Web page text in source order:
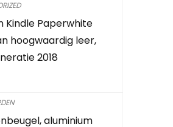
Kindle Paperwhite
hoogwaardig leer,
2018
aluminium